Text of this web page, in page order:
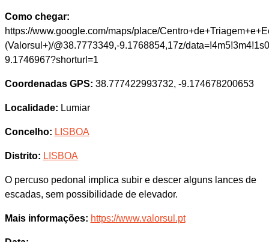
Como chegar:
https://www.google.com/maps/place/
(Valorsul+)/@38.7773349,-9.1768854,17z/
9.1746967?shorturl=1
Coordenadas GPS: 38.777422993732, -9.174678200653
Localidade: Lumiar
Concelho: LISBOA
Distrito: LISBOA
O percuso pedonal implica subir e descer alguns lances de
escadas, sem possibilidade de elevador.
Mais informações: https://www.valorsul.pt